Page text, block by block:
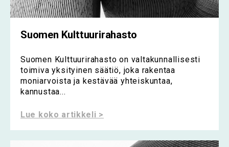
Suomen Kulttuurirahasto
Suomen Kulttuurirahasto on valtakunnallisesti
toimiva yksityinen säätiö, joka rakentaa
moniarvoista ja kestävää yhteiskuntaa,
kannustaa...
Lue koko artikkeli >